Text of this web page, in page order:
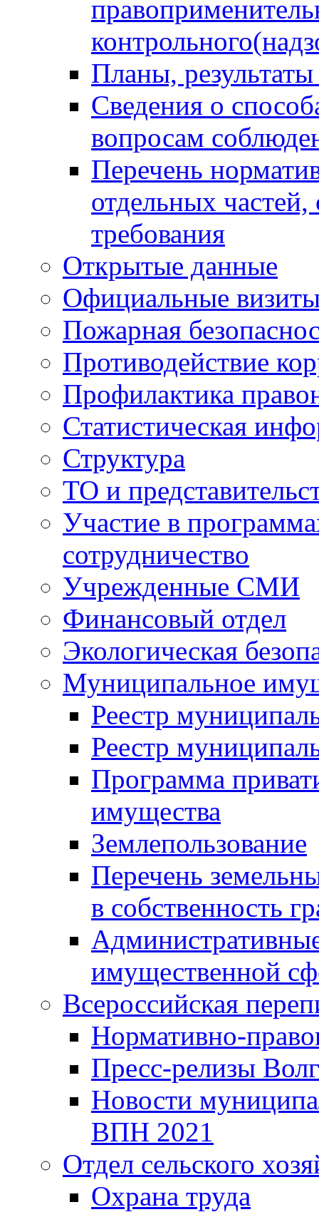
Планы,
Сведения о
вопросам
Перечень
отдельных
требования
Открытые данные
Официальные
Пожарная
Противодействие
Профилактика
Статистическая
Структура
ТО и
Участие в
сотрудничество
Учрежденные СМИ
Финансовый отдел
Экологическая
Муниципальное
Реестр
Реестр
Программа
имущества
Землепользование
Перечень
в собственность
имущественной
Всероссийская
Нормативно-
Пресс-релизы
Новости
ВПН 2021
Отдел сельского
Охрана труда